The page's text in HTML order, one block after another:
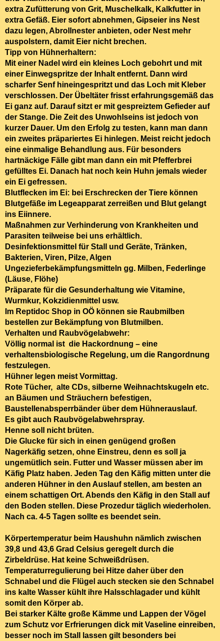
extra Zufütterung von Grit, Muschelkalk, Kalkfutter in
extra Gefäß. Eier sofort abnehmen, Gipseier ins Nest
dazu legen, Abrollnester anbieten, oder Nest mehr
auspolstern, damit Eier nicht brechen.
Tipp von Hühnerhaltern:
Mit einer Nadel wird ein kleines Loch gebohrt und mit
einer Einwegspritze der Inhalt entfernt. Dann wird
scharfer Senf hineingespritzt und das Loch mit Kleber
verschlossen. Der Übeltäter frisst erfahrungsgemäß das
Ei ganz auf. Darauf sitzt er mit gespreiztem Gefieder auf
der Stange. Die Zeit des Unwohlseins ist jedoch von
kurzer Dauer. Um den Erfolg zu testen, kann man dann
ein zweites präpariertes Ei hinlegen. Meist reicht jedoch
eine einmalige Behandlung aus. Für besonders
hartnäckige Fälle gibt man dann ein mit Pfefferbrei
gefülltes Ei. Danach hat noch kein Huhn jemals wieder
ein Ei gefressen.
Blutflecken im Ei: bei Erschrecken der Tiere können
Blutgefäße im Legeapparat zerreißen und Blut gelangt
ins Eiinnere.
Maßnahmen zur Verhinderung von Krankheiten und
Parasiten teilweise bei uns erhältlich.
Desinfektionsmittel für Stall und Geräte, Tränken,
Bakterien, Viren, Pilze, Algen
Ungezieferbekämpfungsmitteln gg. Milben, Federlinge
(Läuse, Flöhe)
Präparate für die Gesunderhaltung wie Vitamine,
Wurmkur, Kokzidienmittel usw.
Im Reptidoc Shop in OÖ können sie Raubmilben
bestellen zur Bekämpfung von Blutmilben.
Verhalten und Raubvögelabwehr:
Völlig normal ist die Hackordnung – eine
verhaltensbiologische Regelung, um die Rangordnung
festzulegen.
Hühner legen meist Vormittag.
Rote Tücher, alte CDs, silberne Weihnachtskugeln etc.
an Bäumen und Sträuchern befestigen,
Baustellenabsperrbänder über dem Hühnerauslauf.
Es gibt auch Raubvögelabwehrspray.
Henne soll nicht brüten.
Die Glucke für sich in einen genügend großen
Nagerkäfig setzen, ohne Einstreu, denn es soll ja
ungemütlich sein. Futter und Wasser müssen aber im
Käfig Platz haben. Jeden Tag den Käfig mitten unter die
anderen Hühner in den Auslauf stellen, am besten an
einem schattigen Ort. Abends den Käfig in den Stall auf
den Boden stellen. Diese Prozedur täglich wiederholen.
Nach ca. 4-5 Tagen sollte es beendet sein.
Körpertemperatur beim Haushuhn nämlich zwischen
39,8 und 43,6 Grad Celsius geregelt durch die
Zirbeldrüse. Hat keine Schweißdrüsen.
Temperaturregulierung bei Hitze daher über den
Schnabel und die Flügel auch stecken sie den Schnabel
ins kalte Wasser kühlt ihre Halsschlagader und kühlt
somit den Körper ab.
Bei starker Kälte große Kämme und Lappen der Vögel
zum Schutz vor Erfrierungen dick mit Vaseline einreiben,
besser noch im Stall lassen gilt besonders bei